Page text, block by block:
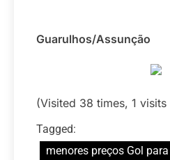
Guarulhos/Assunção
(Visited 38 times, 1 visits
Tagged:
menores preços Gol